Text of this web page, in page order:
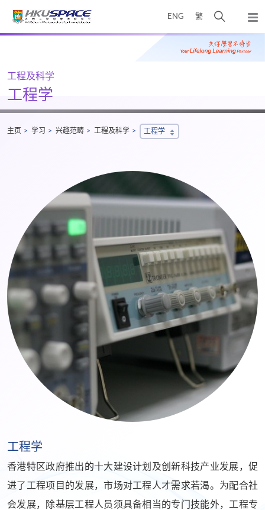
ENG 繁
开
搜
寻
弹
出
主
Main
工程及科学
工程学
主页 学习 兴趣范畴 工程及科学 工程学
工程学
香港特区政府推出的十大建设计划及创新科技产业发展，促
进了工程项目的发展，市场对工程人才需求若渴。为配合社
会发展，除基层工程人员须具备相当的专门技能外，工程专